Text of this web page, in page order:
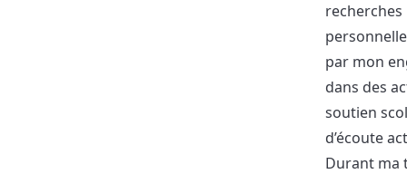
recherches
par mon
dans des
soutien
d’écoute
Durant ma